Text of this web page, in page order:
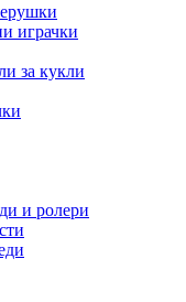
играчки
за кукли
и ролери